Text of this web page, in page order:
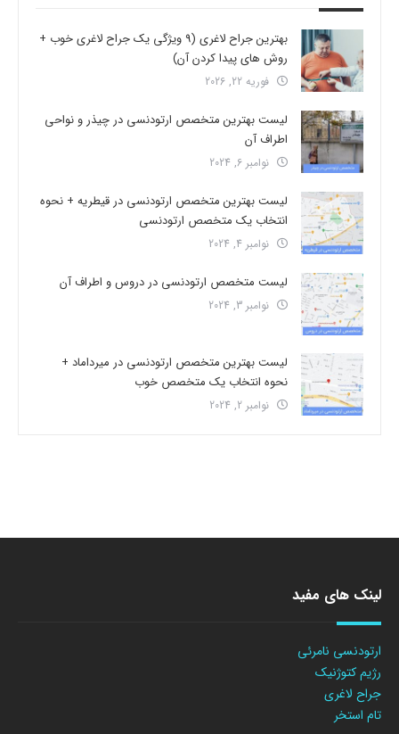
بهترین جراح لاغری (9 ویژگی یک جراح لاغری خوب +
روش های پیدا کردن آن)
فوریه 22, 2026
لیست بهترین متخصص ارتودنسی در چیذر و نواحی
اطراف آن
نوامبر 6, 2024
لیست بهترین متخصص ارتودنسی در قیطریه + نحوه
انتخاب یک متخصص ارتودنسی
نوامبر 4, 2024
لیست متخصص ارتودنسی در دروس و اطراف آن
نوامبر 3, 2024
لیست بهترین متخصص ارتودنسی در میرداماد +
نحوه انتخاب یک متخصص خوب
نوامبر 2, 2024
لینک های مفید
ارتودنسی نامرئی
رژیم کتوژنیک
جراح لاغری
تام استخر